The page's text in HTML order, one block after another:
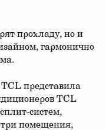
прохладу, но и
гармонично
представила
TCL
систем,
помещения,